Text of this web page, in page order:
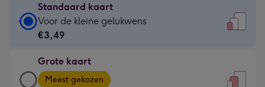
Standaard kaart
Standaard
kaart
€3,49
-
Voor de kleine gelukwens
€3,49
Grote kaart
Grote
Meest gekozen